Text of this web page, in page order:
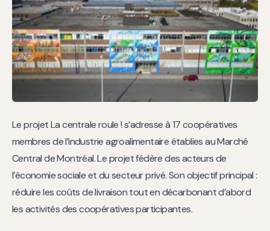
Le projet La centrale roule ! s’adresse à 17 coopératives
membres de l’industrie agroalimentaire établies au Marché
Central de Montréal. Le projet fédère des acteurs de
l’économie sociale et du secteur privé. Son objectif principal :
réduire les coûts de livraison tout en décarbonant d’abord
les activités des coopératives participantes.